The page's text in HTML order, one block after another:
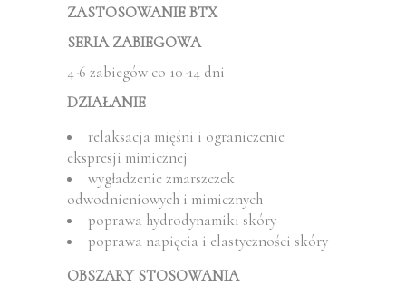
ZASTOSOWANIE BTX
SERIA ZABIEGOWA
4-6 zabiegów co 10-14 dni
DZIAŁANIE
relaksacja mięśni i ograniczenie
ekspresji mimicznej
wygładzenie zmarszczek
odwodnieniowych i mimicznych
poprawa hydrodynamiki skóry
poprawa napięcia i elastyczności skóry
OBSZARY STOSOWANIA